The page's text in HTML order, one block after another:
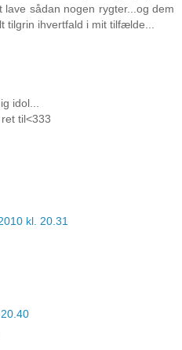
lave sådan nogen rygter...og dem
tilgrin ihvertfald i mit tilfælde...
idol...
til<333
kl. 20.31